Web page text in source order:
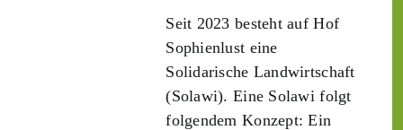
Seit 2023 besteht auf Hof
Sophienlust eine
Solidarische Landwirtschaft
(Solawi). Eine Solawi folgt
folgendem Konzept: Ein